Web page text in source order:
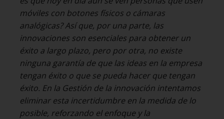
móviles con botones físicos o cámaras
analógicas? Así que, por una parte, las
innovaciones son esenciales para obtener un
éxito a largo plazo, pero por otra, no existe
ninguna garantía de que las ideas en la empresa
tengan éxito o que se pueda hacer que tengan
éxito. En la Gestión de la innovación intentamos
eliminar esta incertidumbre en la medida de lo
posible, reforzando el enfoque y la